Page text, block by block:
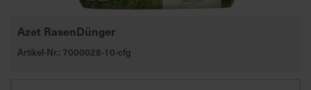
Azet RasenDünger
Artikel-Nr.: 7000028-10-cfg